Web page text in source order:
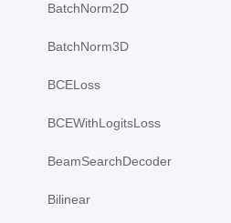
BatchNorm2D
BatchNorm3D
BCELoss
BCEWithLogitsLoss
BeamSearchDecoder
Bilinear